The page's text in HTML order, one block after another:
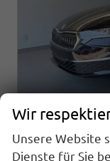
Skoda
Wir
Unsere Website
Dienste für Sie